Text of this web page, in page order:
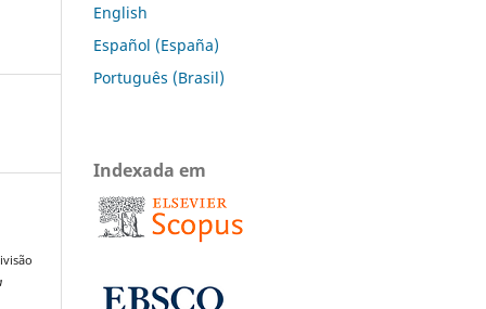
English
Español (España)
Português (Brasil)
Indexada em